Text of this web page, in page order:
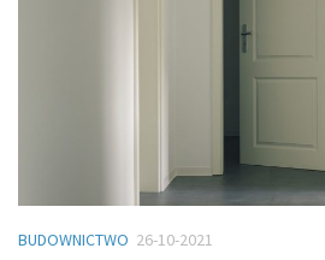
BUDOWNICTWO 26-10-2021